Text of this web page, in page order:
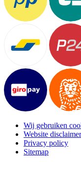
Wij gebruiken
Website disclaimer
Privacy policy
Sitemap